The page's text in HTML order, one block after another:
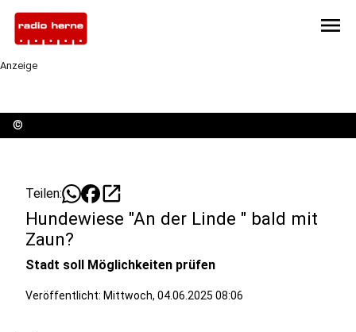
menu
Anzeige
©
Teilen: open_in_new
Hundewiese "An der Linde " bald mit
Zaun?
Stadt soll Möglichkeiten prüfen
Veröffentlicht: Mittwoch, 04.06.2025 08:06